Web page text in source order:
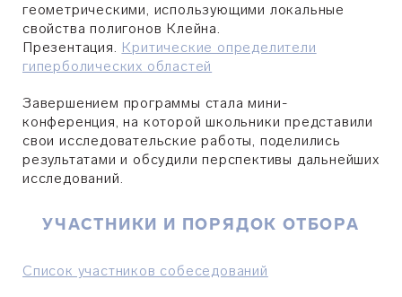
геометрическими, использующими локальные
свойства полигонов Клейна.
Презентация. Критические определители
гиперболических областей
Завершением программы стала мини-
конференция, на которой школьники представили
свои исследовательские работы, поделились
результатами и обсудили перспективы дальнейших
исследований.
УЧАСТНИКИ И ПОРЯДОК ОТБОРА
Список участников собеседований